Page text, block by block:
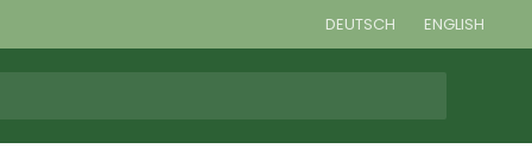
DEUTSCH ENGLISH